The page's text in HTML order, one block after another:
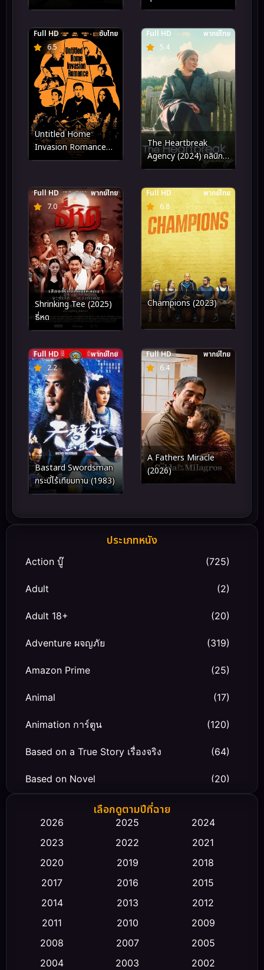
6.5
Full HD ซับไทย
Untitled Home
Invasion Romance
(2025)
5.4
Full HD พากย์ไทย
The Heartbreak
Agency (2024) คลินิก
บำบัดไข้ใจ
7.0
Full HD พากย์ไทย
Shrinking Tee (2025)
ธี่หด
6.8
Full HD พากย์ไทย
Champions (2023)
2.2
Full HD พากย์ไทย
Bastard Swordsman
กระบี่ไร้เทียมทาน (1983)
6.4
Full HD พากย์ไทย
A Fathers Miracle
(2026)
ประเภทหนัง
Action บู๊ (725)
Adult (2)
Adult 18+ (20)
Adventure ผจญภัย (319)
Amazon Prime (25)
Animal (17)
Animation การ์ตูน (120)
Based on a True Story เรื่องจริง (64)
Based on Novel (20)
Biography ชีวิตจริง
Classic หนังคลาสสิก (23)
Comedy ตลก (470)
Conspiracy
เลือกดูตามปีที่ฉาย
2026 2025
2024
2023
2022
2021
2020
2019
2018
2017
2016
2015
2014
2013
2012
2011
2010
2009
2008
2007
2005
2004
2003
2002